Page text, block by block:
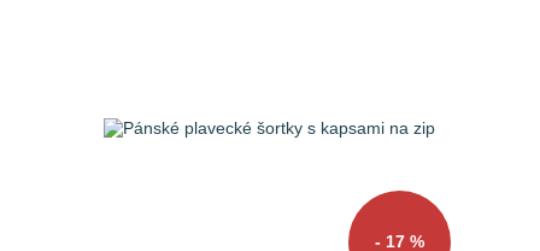
- 17 %